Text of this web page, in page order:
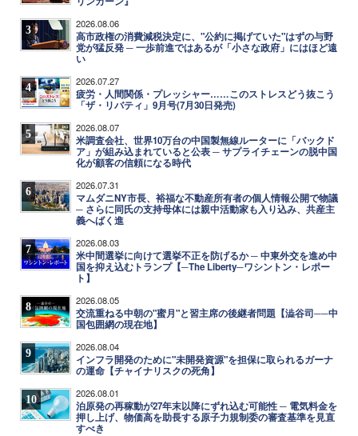
3 2026.08.06
高市政権の消費減税決定に、"公約に掲げていた"はずの与野
党が猛反発 ─ 一歩前進ではあるが「小さな政府」にはほど遠
い
4 2026.07.27
疲労・人間関係・プレッシャー……このストレスどう抜こう
「ザ・リバティ」9月号(7月30日発売)
5 2026.08.07
米調査会社、世界10万台の中国製無線ルーターに「バックド
ア」が組み込まれていると公表 ─ サプライチェーンの脱中国
化が顧客の信頼になる時代
6 2026.07.31
マムダニNY市長、裕福な不動産所有者の個人情報公開で物議
─ さらに同氏の支持母体には親中活動家も入り込み、共産主
義へばく進
7 2026.08.03
米中間選挙に向けて選挙不正を防げるか ─ 中東外交を進め中
国を抑え込むトランプ【─The Liberty─ワシントン・レポー
ト】
8 2026.08.05
交流重ねる中朝の"蜜月"と習主席の後継者問題【澁谷司──中
国包囲網の現在地】
9 2026.08.04
インフラ開発のために"未開発資源"を担保に取られるガーナ
の運命【チャイナリスクの死角】
10 2026.08.01
泊原発の再稼動が27年末以降にずれ込む可能性 ─ 電気料金を
押し上げ、物価高を助長する原子力規制委の審査基準を見直
すべき